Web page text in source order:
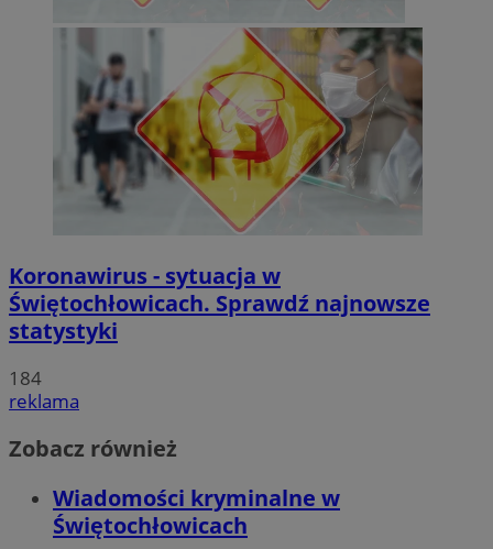
Koronawirus - sytuacja w
Świętochłowicach. Sprawdź najnowsze
statystyki
184
reklama
Zobacz również
Wiadomości kryminalne w
Świętochłowicach